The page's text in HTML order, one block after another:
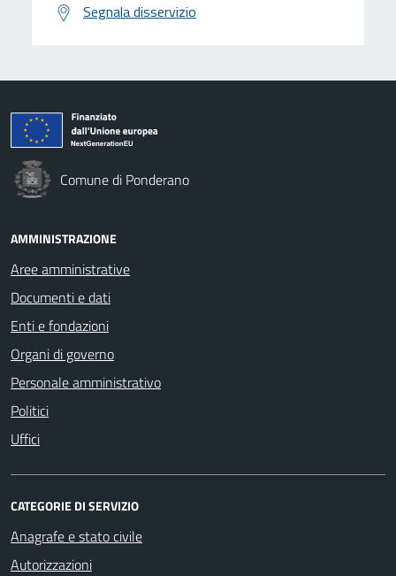
Segnala disservizio
Comune di Ponderano
AMMINISTRAZIONE
Aree amministrative
Documenti e dati
Enti e fondazioni
Organi di governo
Personale amministrativo
Politici
Uffici
CATEGORIE DI SERVIZIO
Anagrafe e stato civile
Autorizzazioni